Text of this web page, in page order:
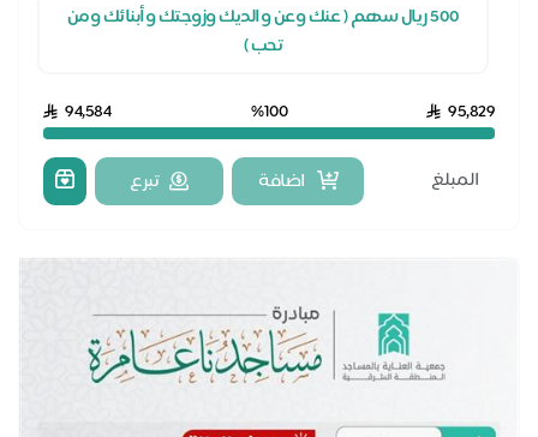
500 ريال سهم ( عنك وعن والديك وزوجتك وأبنائك ومن
تحب )
95,829
%100
94,584
اضافة تبرع